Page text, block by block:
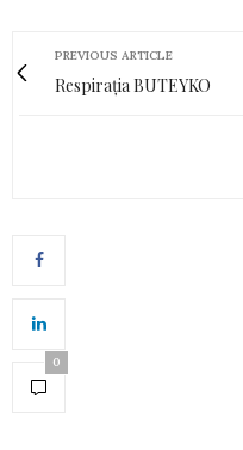
PREVIOUS ARTICLE
Respirația BUTEYKO
0